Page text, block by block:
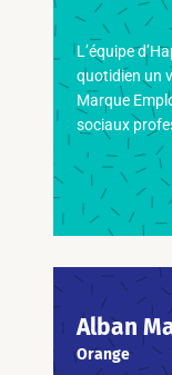
L’équipe
quotidien un
Marque
sociaux
Alban
Orange